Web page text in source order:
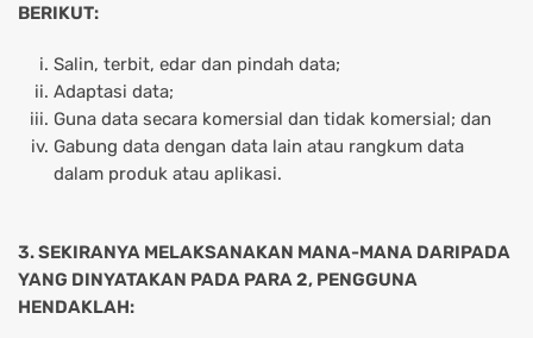
BERIKUT:
Salin, terbit, edar dan pindah data;
Adaptasi data;
Guna data secara komersial dan tidak komersial; dan
Gabung data dengan data lain atau rangkum data
dalam produk atau aplikasi.
3. SEKIRANYA MELAKSANAKAN MANA-MANA DARIPADA
YANG DINYATAKAN PADA PARA 2, PENGGUNA
HENDAKLAH: